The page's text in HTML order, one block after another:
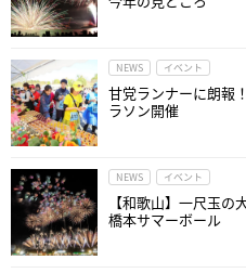
NEWS イベント
甘党ランナーに朗報
ラソン開催
NEWS イベント
【和歌山】一尺玉
橋本サマーボール